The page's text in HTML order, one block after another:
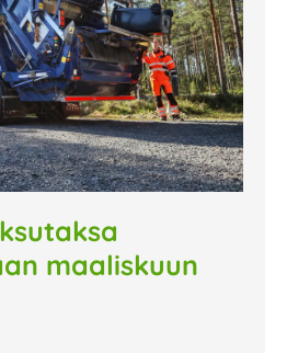
maaliskuun